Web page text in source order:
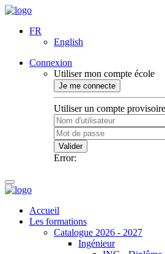
FR
English
Connexion
Utiliser mon compte école
Je me connecte
Utiliser un compte provisoire
Valider
Error:
Accueil
Les formations
Catalogue 2026 - 2027
Ingénieur